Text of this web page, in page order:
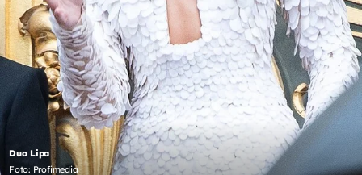
Dua Lipa
Foto: Profimedia